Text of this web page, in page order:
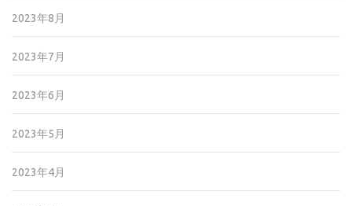
2023年8月
2023年7月
2023年6月
2023年5月
2023年4月